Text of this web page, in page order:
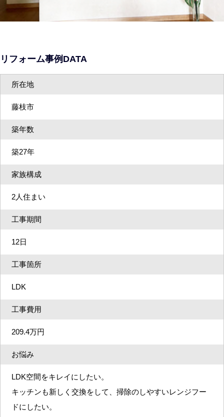
リフォーム事例DATA
所在地
藤枝市
築年数
築27年
家族構成
2人住まい
工事期間
12日
工事箇所
LDK
工事費用
209.4万円
お悩み
LDK空間をキレイにしたい。
キッチンも新しく交換をして、掃除のしやすいレンジフー
ドにしたい。